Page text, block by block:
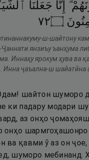
إِنَّا جَعَلْنَا
۝٢٧
ш-шайтону
янзиъу ъанҳума
Иннаҳу ярокум ҳува ва
Инна ҷаъална-ш шайатӣна
шайтон шуморо
ки падару модари
аз онҳо
онҳо шармгоҳашонро
ва қавми ӯ аз он
шуморо мебинанд.